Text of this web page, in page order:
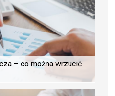
– co można wrzucić